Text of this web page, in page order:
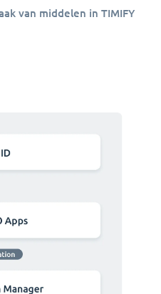
van middelen in TIMIFY